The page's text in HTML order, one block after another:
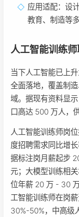
应用适配：设
教育、制造等
人工智能训练
当下人工智能已上
全面落地，覆盖制
域。据现有资料显
口高达 500 万人，
人工智能训练师岗
度招聘需求同比增
据标注岗月薪起步
元；大模型训练相
位年薪 20 万 - 30
工智能训练师在岗
30%-50%，中高级